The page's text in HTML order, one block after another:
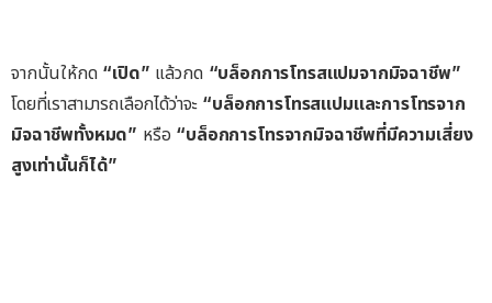
จากนั้นให้กด “เปิด” แล้วกด “บล็อกการโทรสแปมจากมิจฉาชีพ”
โดยที่เราสามารถเลือกได้ว่าจะ “บล็อกการโทรสแปมและการโทรจาก
มิจฉาชีพทั้งหมด” หรือ “บล็อกการโทรจากมิจฉาชีพที่มีความเสี่ยง
สูงเท่านั้นก็ได้”